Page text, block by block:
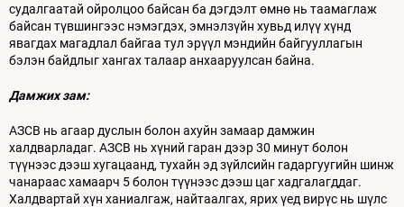
судалгаатай ойролцоо байсан ба дэгдэлт өмнө нь таамаглаж
байсан түвшингээс нэмэгдэх, эмнэлзүйн хувьд илүү хүнд
явагдах магадлал байгаа тул эрүүл мэндийн байгууллагын
бэлэн байдлыг хангах талаар анхааруулсан байна.
Дамжих зам:
АЗСВ нь агаар дуслын болон ахуйн замаар дамжин
халдварладаг. АЗСВ нь хүний гаран дээр 30 минут болон
түүнээс дээш хугацаанд, тухайн эд зүйлсийн гадаргуугийн шинж
чанараас хамаарч 5 болон түүнээс дээш цаг хадгалагддаг.
Халдвартай хүн ханиалгаж, найтаалгах, ярих үед вирүс нь шүлс